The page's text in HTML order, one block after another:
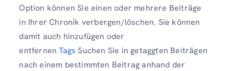
Option können Sie einen oder mehrere Beiträge
in Ihrer Chronik verbergen/löschen. Sie können
damit auch hinzufügen oder
entfernenTags Suchen Sie in getaggten Beiträgen
nach einem bestimmten Beitrag anhand der